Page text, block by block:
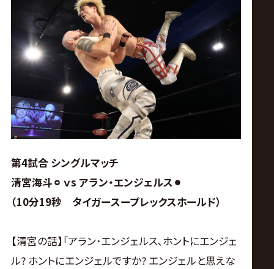
第4試合 シングルマッチ
清宮海斗⚪︎ ｖs アラン・エンジェルス⚫︎
（10分19秒 タイガースープレックスホールド）
【清宮の話】｢アラン･エンジェルス､ホントにエンジェ
ル? ホントにエンジェルですか? エンジェルと思えな